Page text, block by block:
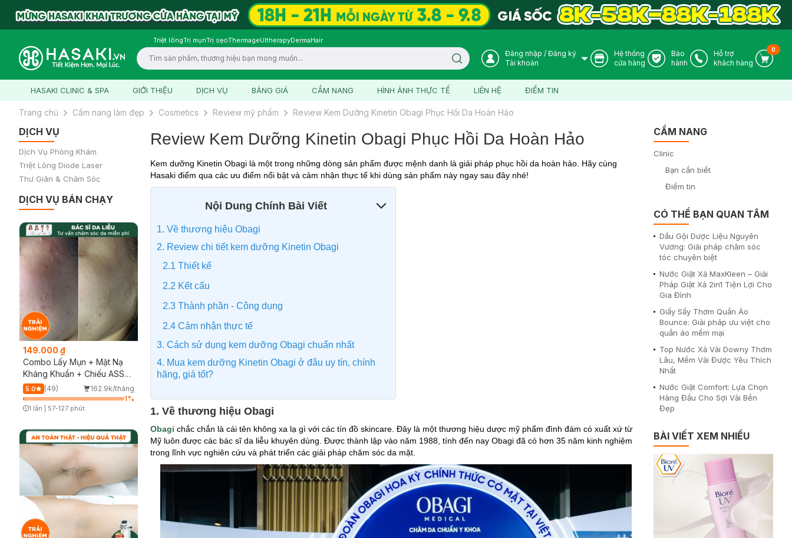
Triệt lôngTrị mụnTrị sẹoThermageUltherapyDermaHair
Logo
Search icon User Icon
Đăng nhập / Đăng ký
Tài khoản
Store Icon
Hệ thống
cửa hàng
Warranty Icon
Bảo
hành
Phone Icon
Hỗ trợ
khách hàng
Cart
0
HASAKI CLINIC & SPA GIỚI THIỆU DỊCH VỤ BẢNG GIÁ CẨM NANG HÌNH ẢNH THỰC TẾ LIÊN HỆ ĐIỂM TIN
Trang chủ Cẩm nang làm đẹp Cosmetics Review mỹ phẩm Review Kem Dưỡng Kinetin Obagi Phục Hồi Da Hoàn Hảo
DỊCH VỤ
Dịch Vụ Phòng Khám
Triệt Lông Diode Laser
Thư Giãn & Chăm Sóc
DỊCH VỤ BÁN CHẠY
149.000 ₫
Combo Lấy Mụn + Mặt Nạ
Kháng Khuẩn + Chiếu ASSH
(Trải nghiệm)
5.0 (49)
162.9k/tháng
1%
1 lần 57-127 phút
Review Kem Dưỡng Kinetin Obagi Phục Hồi Da Hoàn Hảo
Kem dưỡng Kinetin Obagi là một trong những dòng sản phẩm được mệnh danh là giải pháp phục hồi da hoàn hảo. Hãy cùng
Hasaki điểm qua các ưu điểm nổi bật và cảm nhận thực tế khi dùng sản phẩm này ngay sau đây nhé!
Nội Dung Chính Bài Viết
1. Về thương hiệu Obagi
2. Review chi tiết kem dưỡng Kinetin Obagi
2.1 Thiết kế
2.2 Kết cấu
2.3 Thành phần - Công dụng
2.4 Cảm nhận thực tế
3. Cách sử dụng kem dưỡng Obagi chuẩn nhất
4. Mua kem dưỡng Kinetin Obagi ở đâu uy tín, chính
hãng, giá tốt?
1. Về thương hiệu Obagi
Obagi chắc chắn là cái tên không xa lạ gì với các tín đồ skincare. Đây là một thương hiệu dược mỹ phẩm đình đám có xuất xứ từ
Mỹ luôn được các bác sĩ da liễu khuyên dùng. Được thành lập vào năm 1988, tính đến nay Obagi đã có hơn 35 năm kinh nghiệm
trong lĩnh vực nghiên cứu và phát triển các giải pháp chăm sóc da mặt.
CẨM NANG
Clinic
Bạn cần biết
Điểm tin
CÓ THỂ BẠN QUAN TÂM
Dầu Gội Dược Liệu Nguyên
Vương: Giải pháp chăm sóc
tóc chuyên biệt
Nước Giặt Xả MaxKleen – Giải
Pháp Giặt Xả 2in1 Tiện Lợi Cho
Gia Đình
Giấy Sấy Thơm Quần Áo
Bounce: Giải pháp ưu việt cho
quần áo mềm mại
Top Nước Xả Vải Downy Thơm
Lâu, Mềm Vải Được Yêu Thích
Nhất
Nước Giặt Comfort: Lựa Chọn
Hàng Đầu Cho Sợi Vải Bền
Đẹp
BÀI VIẾT XEM NHIỀU